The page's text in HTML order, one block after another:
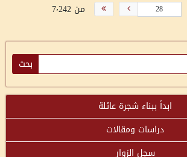
من 7٬242
ابدأ ببناء شجرة عائلة
دراسات ومقالات
سجل الزوار